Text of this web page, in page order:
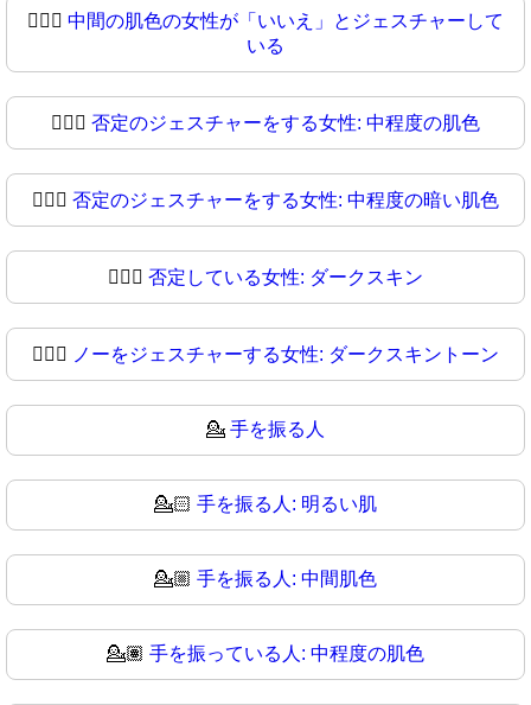
🙆🏽‍♀ 中間の肌色の女性が「いいえ」とジェスチャーして
いる
🙆🏾‍♀️ 否定のジェスチャーをする女性: 中程度の肌色
🙆🏾‍♀ 否定のジェスチャーをする女性: 中程度の暗い肌色
🙆🏿‍♀️ 否定している女性: ダークスキン
🙆🏿‍♀ ノーをジェスチャーする女性: ダークスキントーン
💁 手を振る人
💁🏻 手を振る人: 明るい肌
💁🏼 手を振る人: 中間肌色
💁🏽 手を振っている人: 中程度の肌色